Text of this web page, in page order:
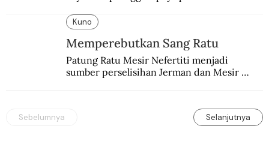
Kuno
Memperebutkan Sang Ratu
Patung Ratu Mesir Nefertiti menjadi
sumber perselisihan Jerman dan Mesir
Sebelumnya Selanjutnya